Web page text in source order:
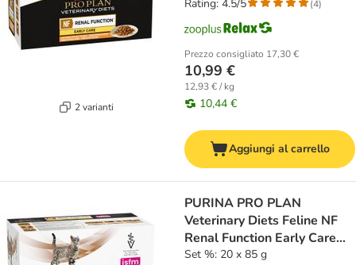
2 varianti
Prezzo consigliato 17,30 €
10,99 €
12,93 € / kg
10,44 €
Rating: 4.5/5 (4)
Aggiungi al carrello
PURINA PRO PLAN
Veterinary Diets Feline NF
Renal Function Early Care
Pollo
Set %: 20 x 85 g